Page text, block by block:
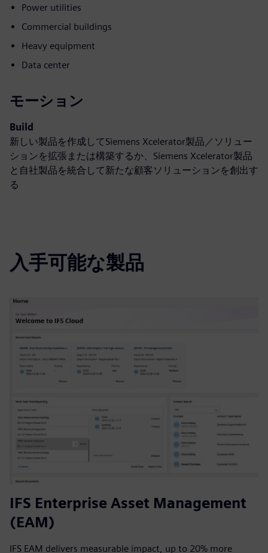
Power utilities
Commercial buildings
Heavy equipment
Data center
モーション
Build
新しい製品を作成してSiemens Xcelerator製品／ソリュー
ションを拡張または構築するか、Siemens Xcelerator製品
と自社製品を統合して新たな顧客ソリューションを創出す
る
入手可能な製品
IFS Enterprise Asset Management
(EAM)
IFS EAM delivers measurable impact, up to 20% more